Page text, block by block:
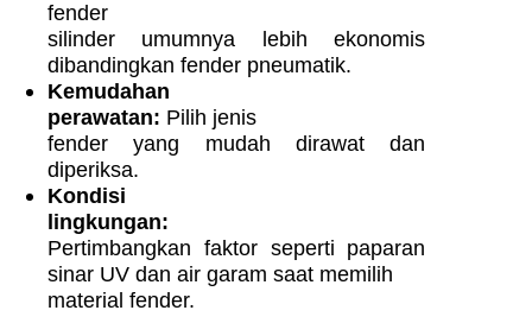
fender
silinder umumnya lebih ekonomis
dibandingkan fender pneumatik.
Kemudahan
perawatan: Pilih jenis
fender yang mudah dirawat dan
diperiksa.
Kondisi
lingkungan:
Pertimbangkan faktor seperti paparan
sinar UV dan air garam saat memilih
material fender.